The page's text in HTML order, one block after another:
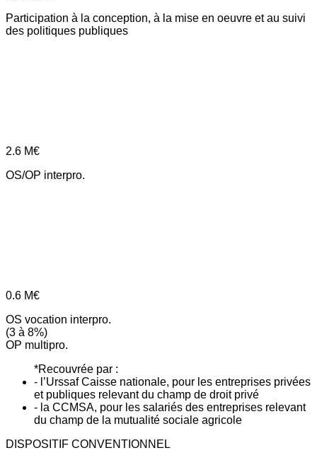
Participation à la conception, à la mise en oeuvre et au suivi
des politiques publiques
2.6 M€
OS/OP interpro.
0.6 M€
OS vocation interpro.
(3 à 8%)
OP multipro.
*Recouvrée par :
- l’Urssaf Caisse nationale, pour les entreprises privées
et publiques relevant du champ de droit privé
- la CCMSA, pour les salariés des entreprises relevant
du champ de la mutualité sociale agricole
DISPOSITIF CONVENTIONNEL